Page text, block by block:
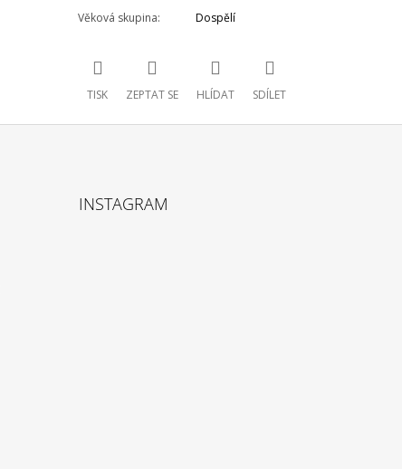
Věková skupina: Dospělí
TISK ZEPTAT SE HLÍDAT SDÍLET
INSTAGRAM